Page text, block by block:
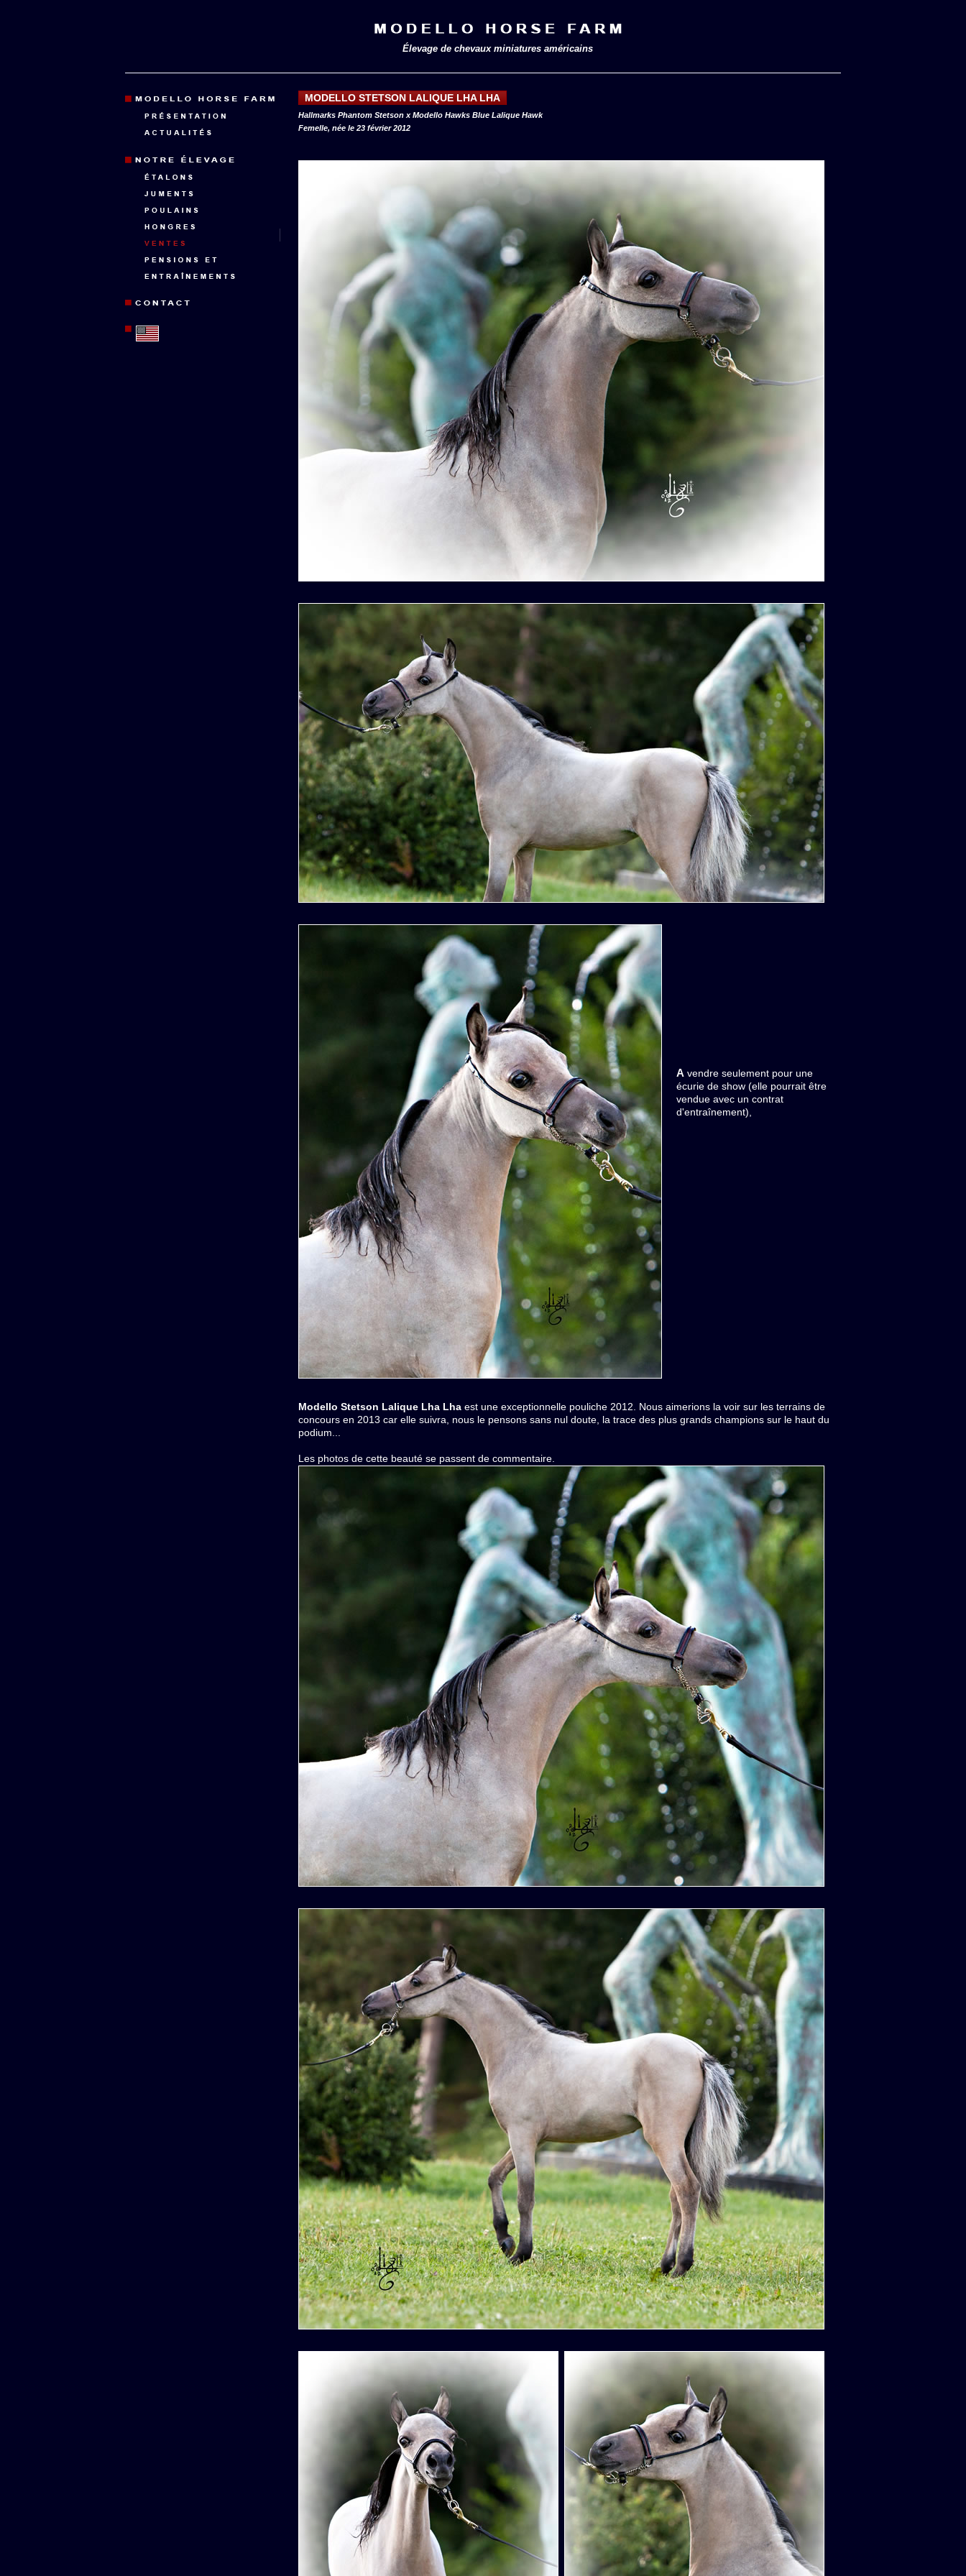
Élevage de chevaux miniatures américains
MODELLO STETSON LALIQUE LHA LHA
Hallmarks Phantom Stetson x Modello Hawks Blue Lalique Hawk
Femelle, née le 23 février 2012
A vendre seulement pour une
écurie de show (elle pourrait être
vendue avec un contrat
d'entraînement),
Modello Stetson Lalique Lha Lha est une exceptionnelle pouliche 2012. Nous aimerions la voir sur les terrains de
concours en 2013 car elle suivra, nous le pensons sans nul doute, la trace des plus grands champions sur le haut du
podium...
Les photos de cette beauté se passent de commentaire.